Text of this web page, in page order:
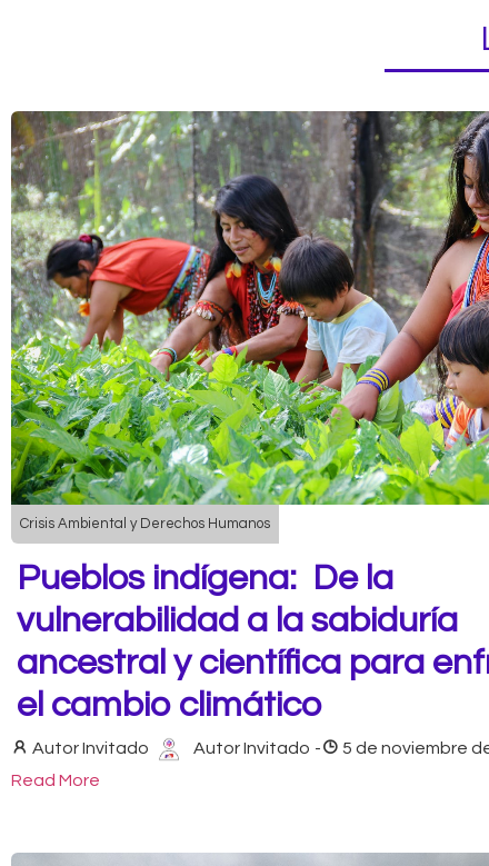
Crisis Ambiental y Derechos Humanos
Pueblos indígena: De la
vulnerabilidad a la sabiduría
ancestral y científica para
el cambio climático
Autor Invitado Autor Invitado - 5 de noviembre
Read More